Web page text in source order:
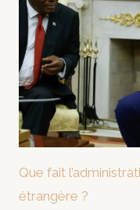
Que fait
étrangère ?